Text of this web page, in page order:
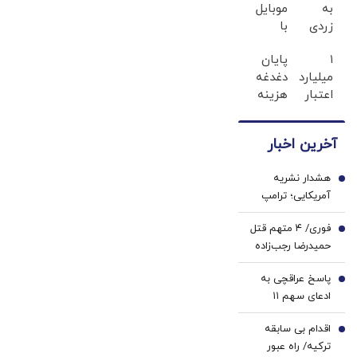
به
زردی
ها با
ژل
سفید
خرید40%تخفیف
موبایل
با
پی | در
۴ قسط
بدون
۱
میلیارد
اعتبار
بدون
و چک
پایان
دغدغه
هزینه
پزشکی
سفید
کننده
خانگی
آخرین اخبار
هشدار نشریه
آمریکایی؛ ترامپ
پیش از آنکه دیر
شود، از مارپیچ
جنگ با ایران خارج
شود/ جنگ ایران
می‌تواند دو شریان
انرژی جهان را به
1
فوری/ ۴ متهم قتل
حمیدرضا رجب‌زاده
بازداشت شدند
2
پاسخ عراقچی به
ادعای سهم ۱۱
درصدی ایران از
دریای خزر
3
اقدام بی سابقه
ترکیه/ راه عبور
4